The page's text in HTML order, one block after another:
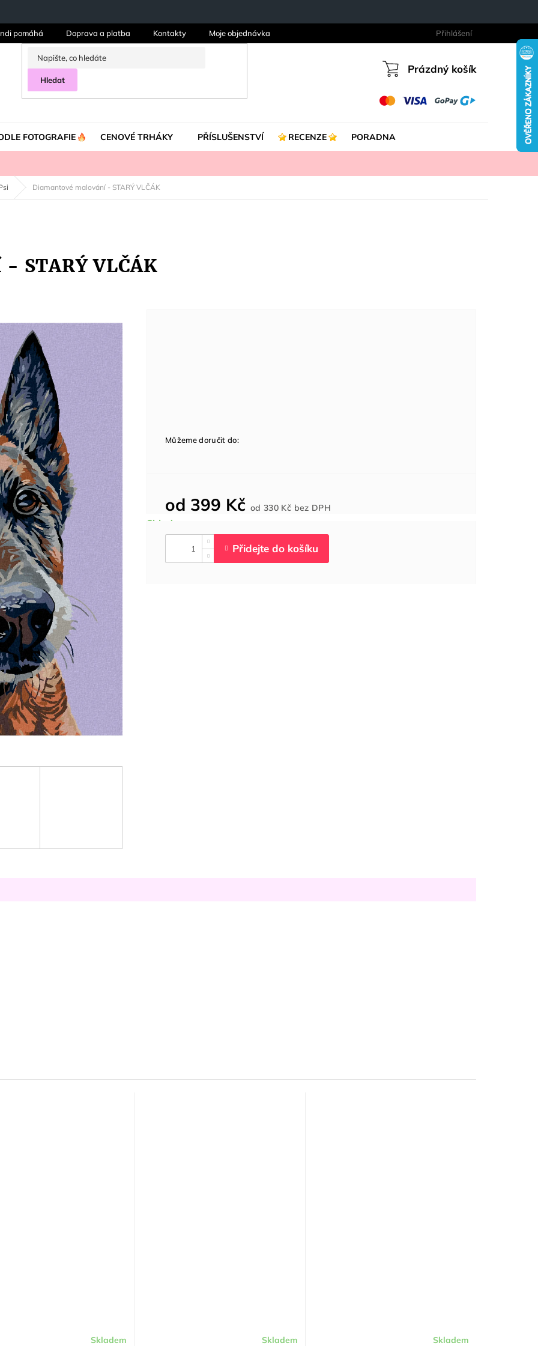
pomáhá Doprava a platba Kontakty Moje objednávka Přihlášení
Hledat
Nákupní
Prázdný košík
FOTOGRAFIE CENOVÉ TRHÁKY PŘÍSLUŠENSTVÍ RECENZE PORADNA
Diamantové malování - STARÝ VLČÁK
STARÝ VLČÁK
od 399 Kč od330 Kč bez DPHcena:
Můžeme doručit do:
Skladem Skladem Skladem